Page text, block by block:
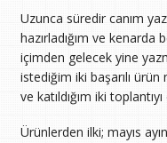
Uzunca süredir canım
hazırladığım ve kenarda
içimden gelecek yine
istediğim iki başarılı
ve katıldığım iki
Ürünlerden ilki; mayıs